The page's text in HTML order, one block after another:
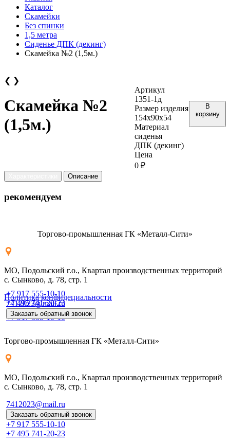
Каталог
Скамейки
Без спинки
1,5 метра
Сиденье ДПК (декинг)
Скамейка №2 (1,5м.)
❮ ❯
Скамейка №2
(1,5м.)
Артикул
1351-1д
Размер изделия
154х90х54
Материал
сиденья
ДПК (декинг)
Цена
0 ₽
В
корзину
Описание
рекомендуем
Торгово-промышленная ГК «Металл-Сити»
МО, Подольский г.о., Квартал производственных территорий
с. Сынково, д. 78, стр. 1
Политика конфидециальности
+7 917 555-10-10
+7 495 741-20-23
+7 917 555-10-10
7412023@mail.ru
Заказать обратный звонок
Торгово-промышленная ГК «Металл-Сити»
МО, Подольский г.о., Квартал производственных территорий
с. Сынково, д. 78, стр. 1
7412023@mail.ru
Заказать обратный звонок
+7 917 555-10-10
+7 495 741-20-23